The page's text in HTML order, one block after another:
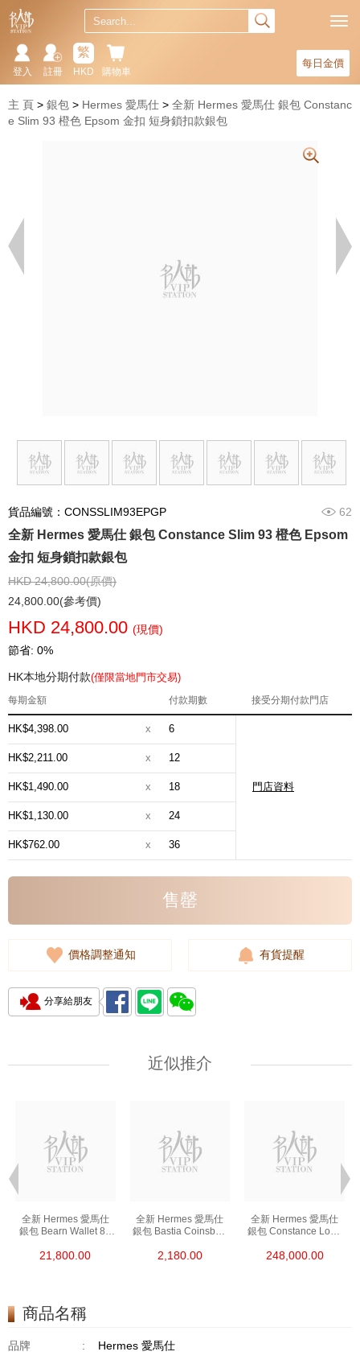
每日金價
購物車
繁
HKD
註冊
登入
主 頁 銀包 Hermes 愛馬仕
全新 Hermes 愛馬仕 銀包 Constanc
e Slim 93 橙色 Epsom 金扣 短身鎖扣款銀包
貨品編號：CONSSLIM93EPGP 62
全新 Hermes 愛馬仕 銀包 Constance Slim 93 橙色 Epsom
金扣 短身鎖扣款銀包
HKD 24,800.00(原價)
24,800.00(參考價)
HKD 24,800.00 (現價)
節省: 0%
HK本地分期付款(僅限當地門市交易)
每期金額 付款期數 接受分期付款門店
HK$4,398.00 x 6
門店資料
HK$2,211.00 x 12
HK$1,490.00 x 18
HK$1,130.00 x 24
HK$762.00 x 36
售罄
價格調整通知 有貨提醒
分享給朋友
近似推介
全新 Hermes 愛馬仕
銀包 Bearn Wallet 89
短身抽帶款銀包
21,800.00
全新 Hermes 愛馬仕
銀包 Bastia Coinsbag
零錢包
2,180.00
全新 Hermes 愛馬仕
銀包 Constance Long
Croco 銀扣
248,000.00
商品名稱
品牌 : Hermes 愛馬仕